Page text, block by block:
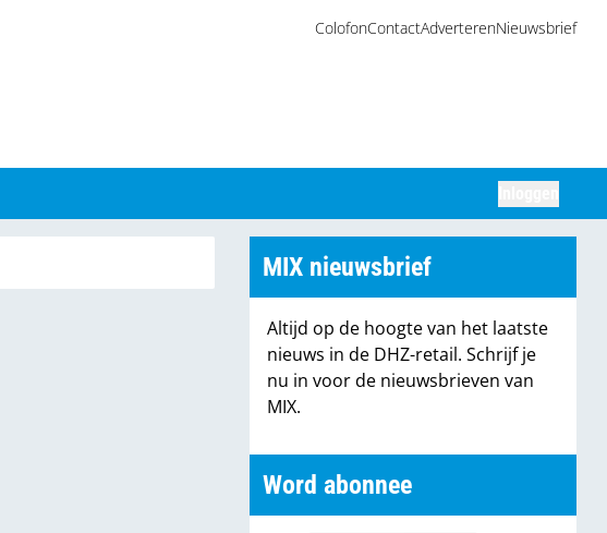
ColofonContactAdverterenNieuwsbrief
MIX nieuwsbrief
Altijd op de hoogte van het laatste
nieuws in de DHZ-retail. Schrijf je
nu in voor de nieuwsbrieven van
MIX.
Word abonnee